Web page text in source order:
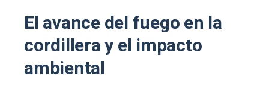
El avance del fuego en la
cordillera y el impacto
ambiental